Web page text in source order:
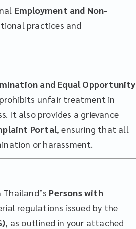
Employment and Non-
practices and
and Equal Opportunity
unfair treatment in
It also provides a grievance
Portal , ensuring that all
or harassment.
Thailand’s Persons with
regulations issued by the
, as outlined in your attached